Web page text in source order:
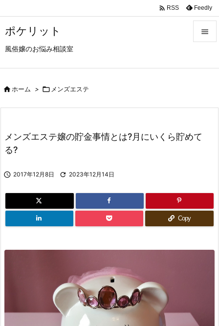
ポケリット
風俗嬢のお悩み相談室

次へ
 RSS Feedly
ホーム >  メンズエステ
メンズエステ嬢の貯金事情とは?月にいくら貯めて
る?
 2017年12月8日  2023年12月14日
Copy